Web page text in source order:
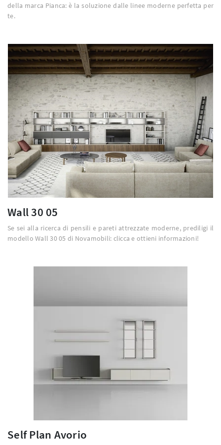
della marca Pianca: è la soluzione dalle linee moderne perfetta per
te.
Wall 30 05
Se sei alla ricerca di pensili e pareti attrezzate moderne, prediligi il
modello Wall 30 05 di Novamobili: clicca e ottieni informazioni!
Self Plan Avorio